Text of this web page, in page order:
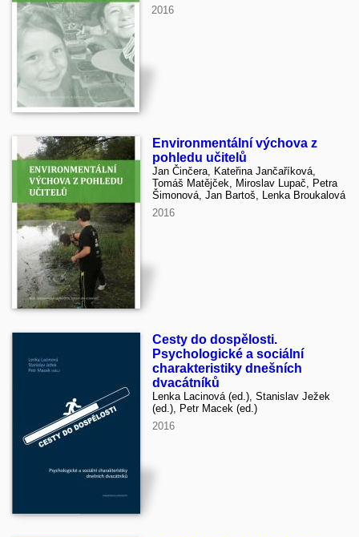
2016
Environmentální výchova z
pohledu učitelů
Jan Činčera, Kateřina Jančaříková,
Tomáš Matějček, Miroslav Lupač, Petra
Šimonová, Jan Bartoš, Lenka Broukalová
2016
Cesty do dospělosti.
Psychologické a sociální
charakteristiky dnešních
dvacátníků
Lenka Lacinová (ed.), Stanislav Ježek
(ed.), Petr Macek (ed.)
2016